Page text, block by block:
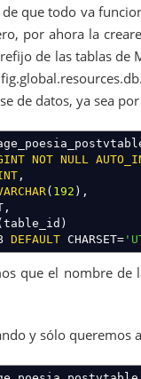
>
>
>
>
>
>
>
>
>
> core_setup</use>
>
que todo va
por ahora la
de las tablas de
de datos, ya sea
NOT NULL
,
( 192 ) ,
,
table_id )
DEFAULT CHARSET=
que el nombre de
y sólo queremos